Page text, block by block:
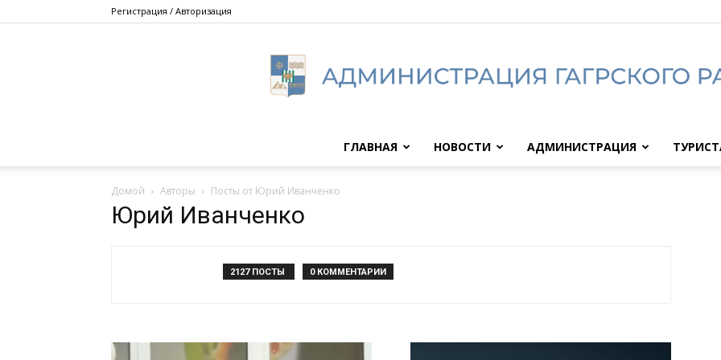
Регистрация / Авторизация
Администрация
ГЛАВНАЯ НОВОСТИ АДМИНИСТРАЦИЯ
Домой Авторы Посты от Юрий Иванченко
Юрий Иванченко
2127 ПОСТЫ 0 КОММЕНТАРИИ